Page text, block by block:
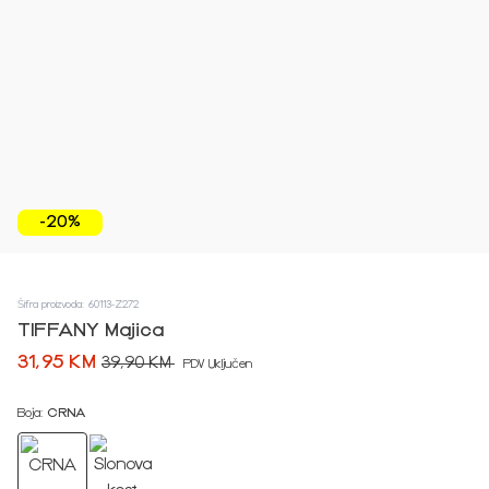
-20%
Šifra proizvoda: 60113-Z272
TIFFANY Majica
31,95 KM 39,90 KM PDV Uključen
Boja: CRNA